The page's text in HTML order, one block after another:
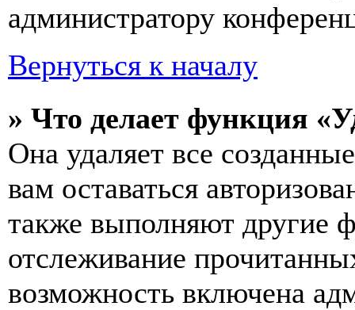
администратору
Вернуться к началу
» Что делает функция
Она удаляет все
вам оставаться
также выполняют другие
отслеживание
возможность включена